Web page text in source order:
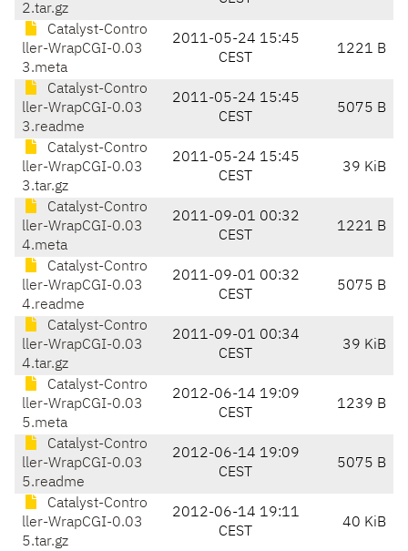
2.tar.gz
Catalyst-Contro
ller-WrapCGI-0.03
3.meta
2011-05-24 15:45
CEST
1221 B
Catalyst-Contro
ller-WrapCGI-0.03
3.readme
2011-05-24 15:45
CEST
5075 B
Catalyst-Contro
ller-WrapCGI-0.03
3.tar.gz
2011-05-24 15:45
CEST
39 KiB
Catalyst-Contro
ller-WrapCGI-0.03
4.meta
2011-09-01 00:32
CEST
1221 B
Catalyst-Contro
ller-WrapCGI-0.03
4.readme
2011-09-01 00:32
CEST
5075 B
Catalyst-Contro
ller-WrapCGI-0.03
4.tar.gz
2011-09-01 00:34
CEST
39 KiB
Catalyst-Contro
ller-WrapCGI-0.03
5.meta
2012-06-14 19:09
CEST
1239 B
Catalyst-Contro
ller-WrapCGI-0.03
5.readme
2012-06-14 19:09
CEST
5075 B
Catalyst-Contro
ller-WrapCGI-0.03
5.tar.gz
2012-06-14 19:11
CEST
40 KiB